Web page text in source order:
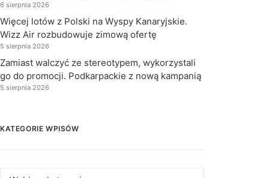
6 sierpnia 2026
Więcej lotów z Polski na Wyspy Kanaryjskie.
Wizz Air rozbudowuje zimową ofertę
5 sierpnia 2026
Zamiast walczyć ze stereotypem, wykorzystali
go do promocji. Podkarpackie z nową kampanią
5 sierpnia 2026
KATEGORIE WPISÓW
Kategorie